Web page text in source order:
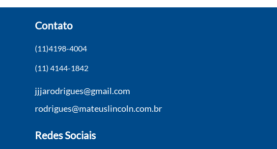
Contato
(11)4198-4004
(11) 4144-1842
jjjarodrigues@gmail.com
rodrigues@mateuslincoln.com.br
Redes Sociais